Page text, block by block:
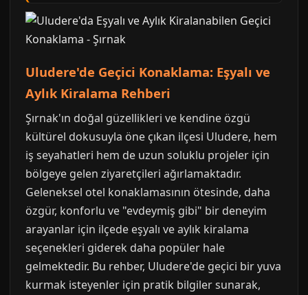
Uludere'de Geçici Konaklama: Eşyalı ve
Aylık Kiralama Rehberi
Şırnak'ın doğal güzellikleri ve kendine özgü
kültürel dokusuyla öne çıkan ilçesi Uludere, hem
iş seyahatleri hem de uzun soluklu projeler için
bölgeye gelen ziyaretçileri ağırlamaktadır.
Geleneksel otel konaklamasının ötesinde, daha
özgür, konforlu ve "evdeymiş gibi" bir deneyim
arayanlar için ilçede eşyalı ve aylık kiralama
seçenekleri giderek daha popüler hale
gelmektedir. Bu rehber, Uludere'de geçici bir yuva
kurmak isteyenler için pratik bilgiler sunarak,